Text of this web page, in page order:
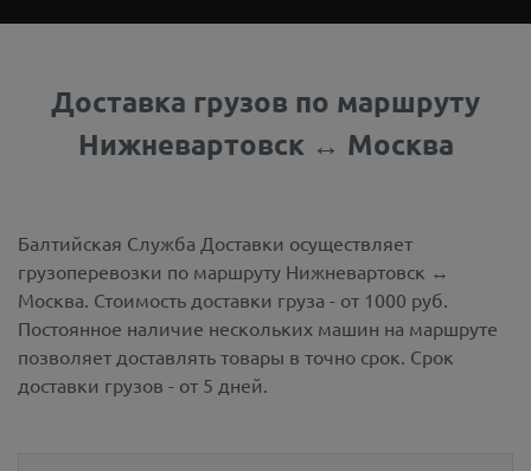
Доставка грузов по маршруту
Нижневартовск ↔ Москва
Балтийская Служба Доставки осуществляет
грузоперевозки по маршруту Нижневартовск ↔
Москва. Стоимость доставки груза - от 1000 руб.
Постоянное наличие нескольких машин на маршруте
позволяет доставлять товары в точно срок. Срок
доставки грузов - от 5 дней.